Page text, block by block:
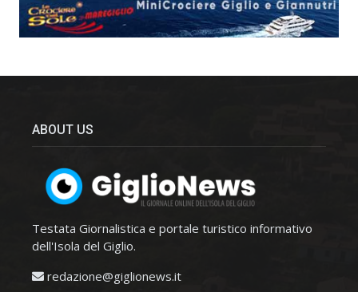
ABOUT US
Testata Giornalistica e portale turistico informativo
dell'Isola del Giglio.
redazione@giglionews.it